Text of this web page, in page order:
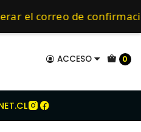
ACCESO 0
de